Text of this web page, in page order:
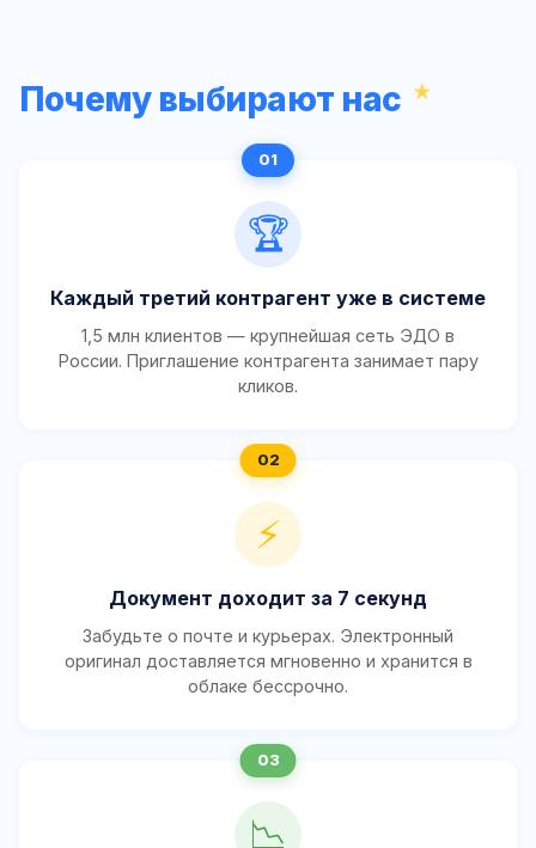
Почему выбирают нас
🏆
Каждый третий контрагент уже в системе
1,5 млн клиентов — крупнейшая сеть ЭДО в
России. Приглашение контрагента занимает пару
кликов.
⚡
Документ доходит за 7 секунд
Забудьте о почте и курьерах. Электронный
оригинал доставляется мгновенно и хранится в
облаке бессрочно.
📉